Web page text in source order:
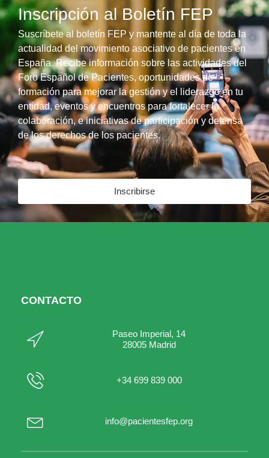
Inscripción al Boletín FEP
Suscríbete al boletín FEP y mantente al día de toda la
actualidad del movimiento asociativo de pacientes en
España. Recibe información sobre las actividades del
Foro Español de Pacientes, oportunidades de
formación para mejorar la gestión y el liderazgo en tu
entidad, eventos y encuentros para fortalecer la
colaboración, e iniciativas de participación y defensa
de los derechos de los pacientes.
Inscribirse
CONTACTO
Paseo Imperial, 14
28005 Madrid
+34 699 839 000
info@pacientesfep.org